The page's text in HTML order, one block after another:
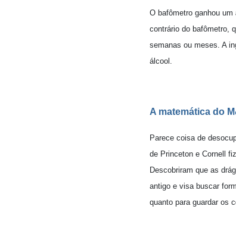
O bafômetro ganhou
contrário do bafômetro,
semanas ou meses. A
álcool.
A matemática do
Parece coisa de
de Princeton e Cornell
Descobriram que as
antigo e visa buscar
quanto para guardar os